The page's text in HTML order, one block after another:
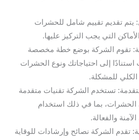
يتم تقديم تقييم شامل للحشرات
التي يجب التركيز عليها.
تقوم الشركة بوضع خطة مخصصة
إلى احتياجاتك ونوع الحشرات
الكلي للمشكلة.
تستخدم الشركة تقنيات متقدمة
الحشرات، بما في ذلك استخدام
والفعالة.
تقدم الشركة نصائح وإرشادات للوقاية